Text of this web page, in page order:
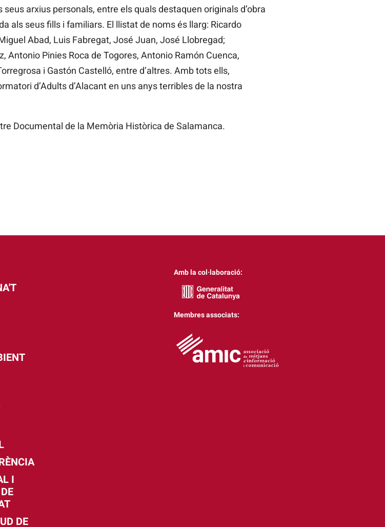
arxius personals, entre els quals destaquen originals d’obra
als seus fills i familiars. El llistat de noms és llarg: Ricardo
Abad, Luis Fabregat, José Juan, José Llobregad;
Antonio Pinies Roca de Togores, Antonio Ramón Cuenca,
i Gastón Castelló, entre d’altres. Amb tots ells,
d’Adults d’Alacant en uns anys terribles de la nostra
Documental de la Memòria Històrica de Salamanca.
I
DE
Amb la col·laboració:
Membres associats: